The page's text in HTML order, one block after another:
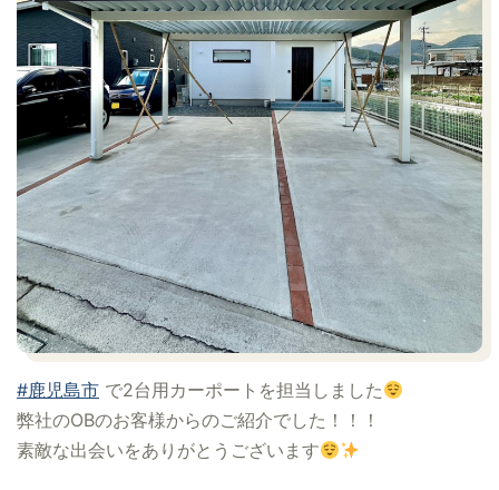
#鹿児島市 で2台用カーポートを担当しました
弊社のOBのお客様からのご紹介でした！！！
素敵な出会いをありがとうございます